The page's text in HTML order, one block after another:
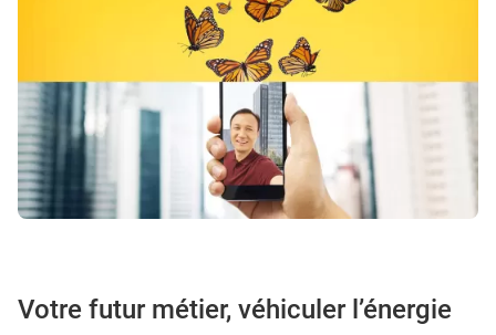
Votre futur métier, véhiculer l’énergie